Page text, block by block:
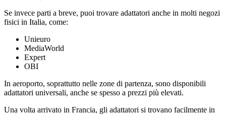
Se invece parti a breve, puoi trovare adattatori anche in molti negozi
fisici in Italia, come:
Unieuro
MediaWorld
Expert
OBI
In aeroporto, soprattutto nelle zone di partenza, sono disponibili
adattatori universali, anche se spesso a prezzi più elevati.
Una volta arrivato in Francia, gli adattatori si trovano facilmente in